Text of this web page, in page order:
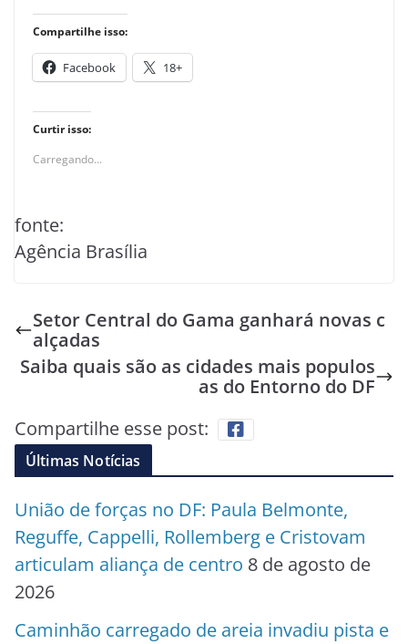
Compartilhe isso:
Facebook 18+
Curtir isso:
Carregando...
fonte:
Agência Brasília
Setor Central do Gama ganhará novas c
alçadas
Saiba quais são as cidades mais populos
as do Entorno do DF
Compartilhe esse post:
Últimas Notícias
União de forças no DF: Paula Belmonte,
Reguffe, Cappelli, Rollemberg e Cristovam
articulam aliança de centro 8 de agosto de
2026
Caminhão carregado de areia invadiu pista e